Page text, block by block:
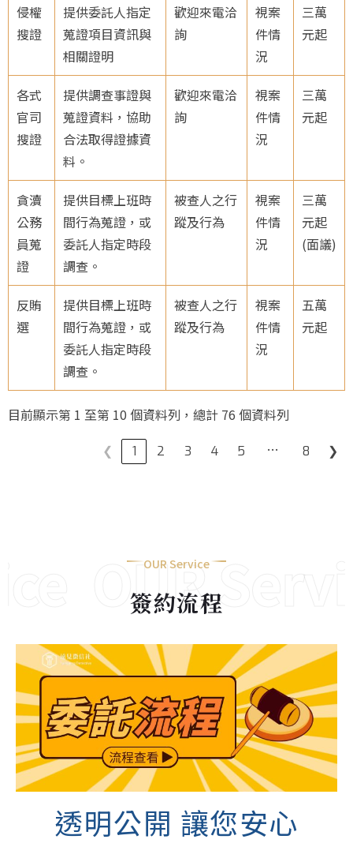
侵權
搜證
提供委託人指定
蒐證項目資訊與
相關證明
歡迎來電洽
詢
視案
件情
況
三萬
元起
各式
官司
搜證
提供調查事證與
蒐證資料，協助
合法取得證據資
料。
歡迎來電洽
詢
視案
件情
況
三萬
元起
貪瀆
公務
員蒐
證
提供目標上班時
間行為蒐證，或
委託人指定時段
調查。
被查人之行
蹤及行為
視案
件情
況
三萬
元起
(面議)
反賄
選
提供目標上班時
間行為蒐證，或
委託人指定時段
調查。
被查人之行
蹤及行為
視案
件情
況
五萬
元起
目前顯示第 1 至第 10 個資料列，總計 76 個資料列
❮ 1 2 3 4 5 … 8 ❯
OUR
OUR Service
簽約流程
透明公開 讓您安心